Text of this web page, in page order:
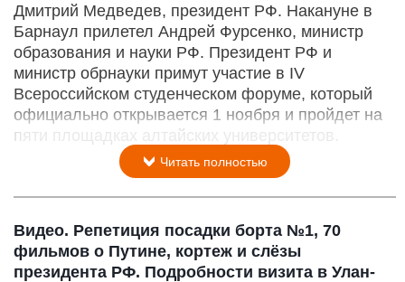
Дмитрий Медведев, президент РФ. Накануне в
Барнаул прилетел Андрей Фурсенко, министр
образования и науки РФ. Президент РФ и
министр обрнауки примут участие в IV
Всероссийском студенческом форуме, который
официально открывается 1 ноября и пройдет на
пяти площадках алтайских университетов.
Читать полностью
Видео. Репетиция посадки борта №1, 70
фильмов о Путине, кортеж и слёзы
президента РФ. Подробности визита в Улан-